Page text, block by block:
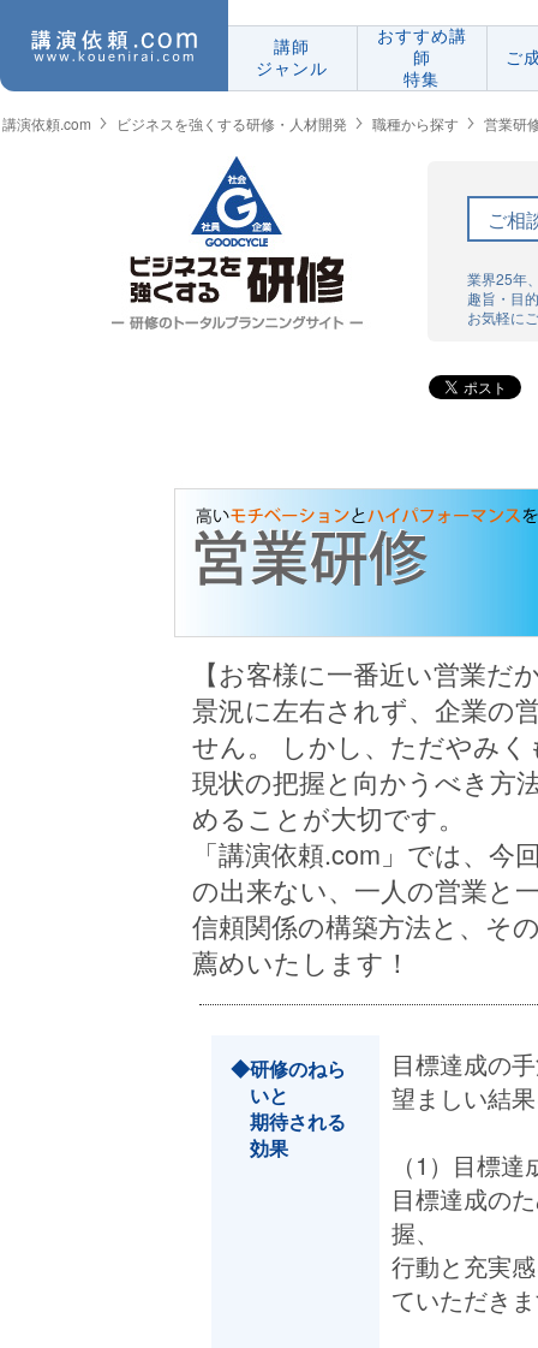
講師
ジャンル
おすすめ講
師
特集
ご
講演依頼.com ビジネスを強くする研修・人材開発 職種から探す 営業研
ご相
業界25年
趣旨・目
お気軽に
【お客様に一番近い営業
景況に左右されず、企業の
せん。 しかし、ただやみ
現状の把握と向かうべき方
めることが大切です。
「講演依頼.com」では、
の出来ない、一人の営業と
信頼関係の構築方法と、そ
薦めいたします！
◆研修のねら
いと
期待される
効果
目標達成の
望ましい結
（1）目標
目標達成の
握、
行動と充実
ていただき